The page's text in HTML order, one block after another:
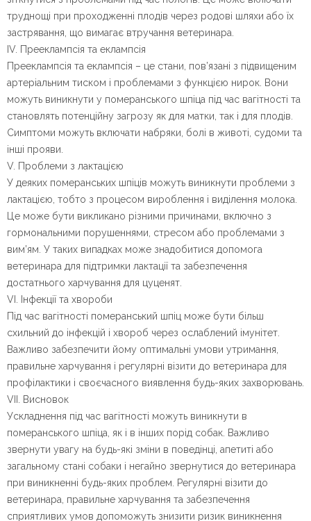
труднощі при проходженні плодів через родові шляхи або їх
застрявання, що вимагає втручання ветеринара.
IV. Прееклампсія та еклампсія
Прееклампсія та еклампсія – це стани, пов’язані з підвищеним
артеріальним тиском і проблемами з функцією нирок. Вони
можуть виникнути у померанського шпіца під час вагітності та
становлять потенційну загрозу як для матки, так і для плодів.
Симптоми можуть включати набряки, болі в животі, судоми та
інші прояви.
V. Проблеми з лактацією
У деяких померанських шпіців можуть виникнути проблеми з
лактацією, тобто з процесом вироблення і виділення молока.
Це може бути викликано різними причинами, включно з
гормональними порушеннями, стресом або проблемами з
вим’ям. У таких випадках може знадобитися допомога
ветеринара для підтримки лактації та забезпечення
достатнього харчування для цуценят.
VI. Інфекції та хвороби
Під час вагітності померанський шпіц може бути більш
схильний до інфекцій і хвороб через ослаблений імунітет.
Важливо забезпечити йому оптимальні умови утримання,
правильне харчування і регулярні візити до ветеринара для
профілактики і своєчасного виявлення будь-яких захворювань.
VII. Висновок
Ускладнення під час вагітності можуть виникнути в
померанського шпіца, як і в інших порід собак. Важливо
звернути увагу на будь-які зміни в поведінці, апетиті або
загальному стані собаки і негайно звернутися до ветеринара
при виникненні будь-яких проблем. Регулярні візити до
ветеринара, правильне харчування та забезпечення
сприятливих умов допоможуть знизити ризик виникнення